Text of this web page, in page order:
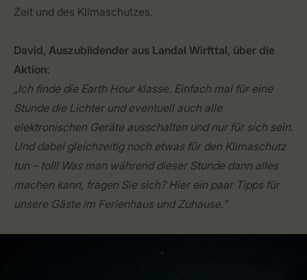
Zeit und des Klimaschutzes.
David, Auszubildender aus Landal Wirfttal, über die
Aktion:
„Ich finde die Earth Hour klasse. Einfach mal für eine
Stunde die Lichter und eventuell auch alle
elektronischen Geräte ausschalten und nur für sich sein.
Und dabei gleichzeitig noch etwas für den Klimaschutz
tun – toll! Was man während dieser Stunde dann alles
machen kann, fragen Sie sich? Hier ein paar Tipps für
unsere Gäste im Ferienhaus und Zuhause."